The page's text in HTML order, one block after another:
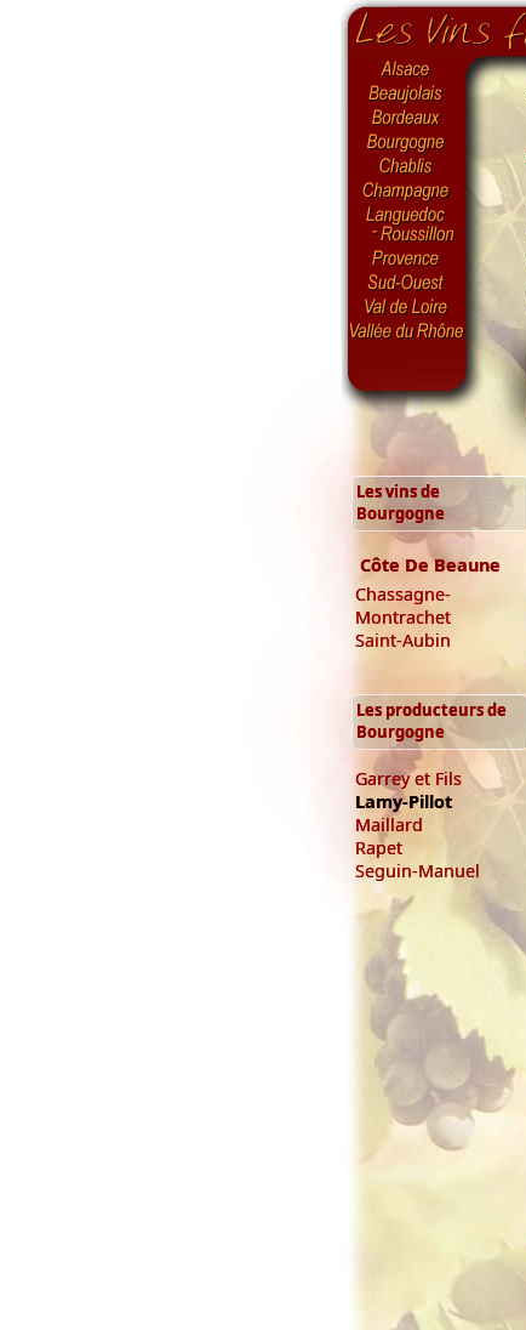
Les vins de
Bourgogne
Côte De Beaune
Chassagne-
Montrachet
Saint-Aubin
Les producteurs de
Bourgogne
Garrey et Fils
Lamy-Pillot
Maillard
Rapet
Seguin-Manuel